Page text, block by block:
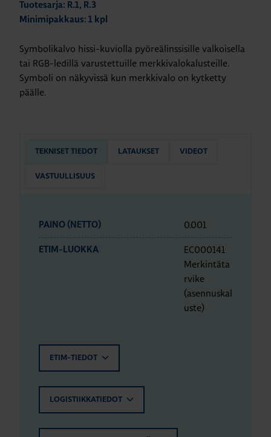
Tuotesarja: R.1, R.3
Minimipakkaus: 1 kpl
Symbolikalvo hissi-kuviolla pyöreälinssisille valkoisella
tai RGB-ledillä varustettuille merkkivalokalusteille.
Symboli on näkyvissä kun merkkivalo on kytketty
päälle.
TEKNISET TIEDOT LATAUKSET VIDEOT
VASTUULLISUUS
PAINO (NETTO) 0.001
ETIM-LUOKKA
EC000141
Merkintäta
rvike
(asennuskal
uste)
ETIM-TIEDOT
LOGISTIIKKATIEDOT